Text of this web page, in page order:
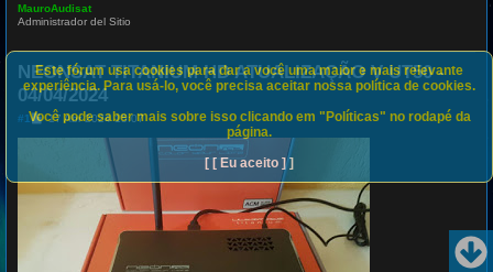
MauroAudisat
Administrador del Sitio
NEONSAT TITANIUM HD ATUALIZAÇÃO V UT50 -
04/04/2024
#1
M
g
e
17 Abr 2024 15:07
Este fórum usa cookies para dar a você uma maior e mais relevante
experiência. Para usá-lo, você precisa aceitar nossa política de cookies.
Você pode saber mais sobre isso clicando em "Políticas" no rodapé da
página.
[ [ Eu aceito ] ]